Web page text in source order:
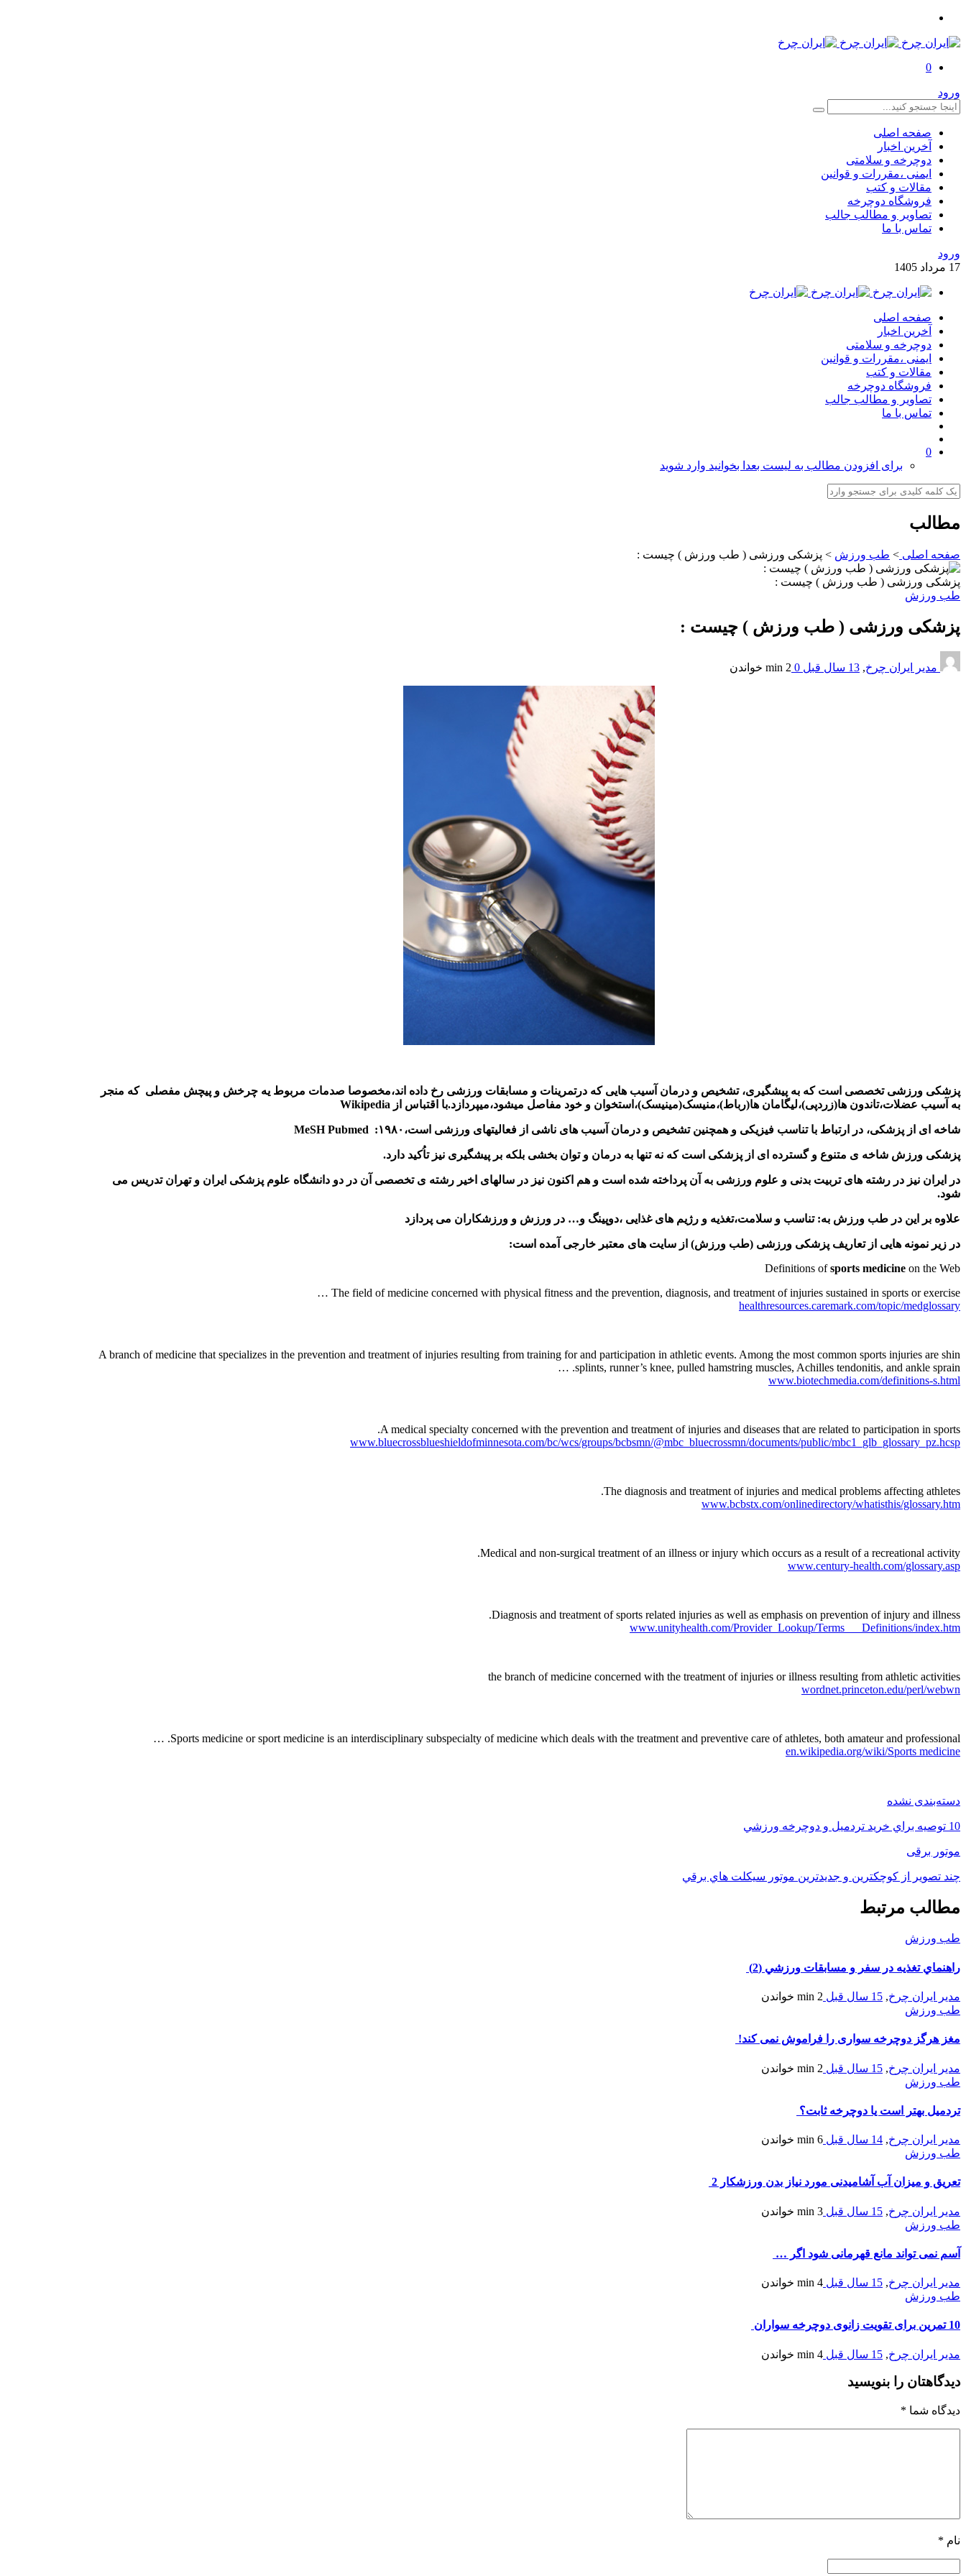
0
ورود
صفحه اصلی
آخرین اخبار
دوچرخه و سلامتی
ایمنی ،مقررات و قوانین
مقالات و کتب
فروشگاه دوچرخه
تصاویر و مطالب جالب
تماس با ما
ورود
17 مرداد 1405
صفحه اصلی
آخرین اخبار
دوچرخه و سلامتی
ایمنی ،مقررات و قوانین
مقالات و کتب
فروشگاه دوچرخه
تصاویر و مطالب جالب
تماس با ما
0
برای افزودن مطالب به لیست بعدا بخوانید وارد شوید
مطالب
صفحه اصلی > طب ورزش > پزشکی ورزشی ( طب ورزش ) چیست :
پزشکی ورزشی ( طب ورزش ) چیست :
طب ورزش
پزشکی ورزشی ( طب ورزش ) چیست :
مدیر ایران چرخ, 13 سال قبل 0
2 min خواندن
پزشکی ورزشی تخصصی است که به پیشگیری، تشخیص و درمان آسیب هایی که درتمرینات و مسابقات ورزشی رخ داده اند،مخصوصا صدمات مربوط یه چرخش و پیچش مفصلی که منجر
به آسیب عضلات،تاندون ها(زردپی)،لیگامان ها(رباط)،منیسک(مینیسک)،استخوان و خود مفاصل میشود،میپردازد.با اقتباس از Wikipedia
شاخه ای از پزشکی، در ارتباط با تناسب فیزیکی و همچنین تشخیص و درمان آسیب های ناشی از فعالیتهای ورزشی است، ۱۹۸۰: MeSH Pubmed
پزشکی ورزش شاخه ی متنوع و گسترده ای از پزشکی است که نه تنها به درمان و توان بخشی بلکه بر پیشگیری نیز تاُکید دارد.
در ایران نیز در رشته های تربیت بدنی و علوم ورزشی به آن پرداخته شده است و هم اکنون نیز در سالهای اخیر رشته ی تخصصی آن در دو دانشگاه علوم پزشکی ایران و تهران تدریس می
شود.
علاوه بر این در طب ورزش به:تناسب و سلامت،تغذیه و رژیم های غذایی ،دوپینگ و… در ورزش و ورزشکاران می پردازد
در زیر نمونه هایی از تعاریف پزشکی ورزشی (طب ورزش) از سایت های معتبر خارجی آمده است:
Definitions ofsports medicine on the Web
The field of medicine concerned with physical fitness and the prevention, diagnosis, and treatment of injuries sustained in sports or exercise …
healthresources.caremark.com/topic/medglossary
A branch of medicine that specializes in the prevention and treatment of injuries resulting from training for and participation in athletic events. Among the most common sports injuries are shin
splints, runner’s knee, pulled hamstring muscles, Achilles tendonitis, and ankle sprain. …
www.biotechmedia.com/definitions-s.html
A medical specialty concerned with the prevention and treatment of injuries and diseases that are related to participation in sports.
www.bluecrossblueshieldofminnesota.com/bc/wcs/groups/bcbsmn/@mbc_bluecrossmn/documents/public/mbc1_glb_glossary_pz.hcsp
The diagnosis and treatment of injuries and medical problems affecting athletes.
www.bcbstx.com/onlinedirectory/whatisthis/glossary.htm
Medical and non-surgical treatment of an illness or injury which occurs as a result of a recreational activity.
www.century-health.com/glossary.asp
Diagnosis and treatment of sports related injuries as well as emphasis on prevention of injury and illness.
www.unityhealth.com/Provider_Lookup/Terms___Definitions/index.htm
the branch of medicine concerned with the treatment of injuries or illness resulting from athletic activities
wordnet.princeton.edu/perl/webwn
Sports medicine or sport medicine is an interdisciplinary subspecialty of medicine which deals with the treatment and preventive care of athletes, both amateur and professional. …
en.wikipedia.org/wiki/Sports medicine
دسته‌بندی نشده
10 توصيه براي خريد تردميل و دوچرخه ورزشي
موتور برقی
چند تصوير از كوچكترين و جديدترين موتور سيكلت هاي برقي
مطالب مرتبط
طب ورزش
راهنماي تغذيه در سفر و مسابقات ورزشي (2)
مدیر ایران چرخ, 15 سال قبل 2 min
خواندن
طب ورزش
مغز هرگز دوچرخه سواری را فراموش نمی کند!
مدیر ایران چرخ, 15 سال قبل 2 min
خواندن
طب ورزش
تردمیل بهتر است یا دوچرخه ثابت؟
مدیر ایران چرخ, 14 سال قبل 6 min
خواندن
طب ورزش
تعریق و میزان آب آشامیدنی مورد نیاز بدن ورزشکار 2
مدیر ایران چرخ, 15 سال قبل 3 min
خواندن
طب ورزش
آسم نمی تواند مانع قهرمانی شود اگر …
مدیر ایران چرخ, 15 سال قبل 4 min
خواندن
طب ورزش
10 تمرین برای تقویت زانوی دوچرخه سواران
مدیر ایران چرخ, 15 سال قبل 4 min خواندن
دیدگاهتان را بنویسید
دیدگاه شما *
نام *